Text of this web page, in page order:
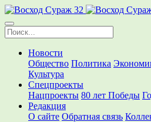
Новости
Общество Политика
Культура
Спецпроекты
Нацпроекты 80 лет Победы
Редакция
О сайте Обратная связь